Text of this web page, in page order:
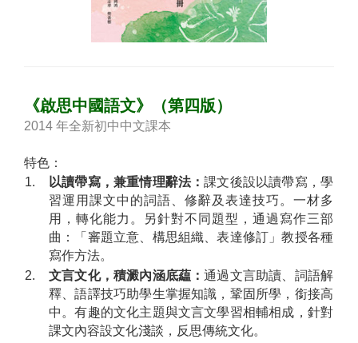
《啟思中國語文》（第四版）
2014 年全新初中中文課本
特色：
1.
以讀帶寫，兼重情理辭法：課文後設以讀帶寫，學
習運用課文中的詞語、修辭及表達技巧。一材多
用，轉化能力。另針對不同題型，通過寫作三部
曲：「審題立意、構思組織、表達修訂」教授各種
寫作方法。
2.
文言文化，積澱內涵底藴：通過文言助讀、詞語解
釋、語譯技巧助學生掌握知識，鞏固所學，銜接高
中。有趣的文化主題與文言文學習相輔相成，針對
課文內容設文化淺談，反思傳統文化。